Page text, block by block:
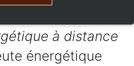
à distance
énergétique